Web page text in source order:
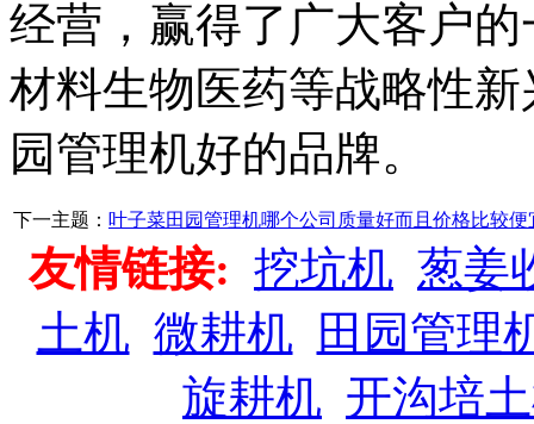
经营，赢得了广大客户
材料生物医药等战略性
园管理机好的品牌。
下一主题： 叶子菜田园管理机哪个公司质量好而且价格比较便
友情链接: 挖坑机 葱姜
土机 微耕机
田园管理
旋耕机 开沟培